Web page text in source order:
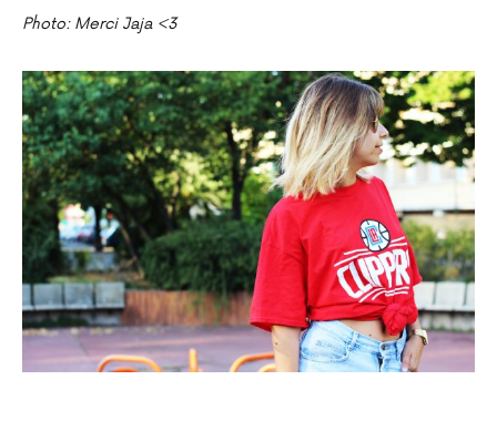
Photo: Merci Jaja <3